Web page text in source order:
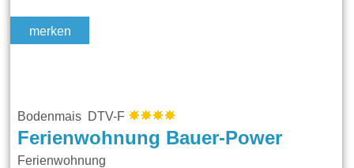
merken
Bodenmais DTV-F
Ferienwohnung Bauer-Power
Ferienwohnung